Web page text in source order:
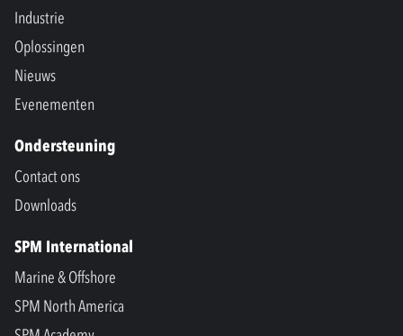
Industrie
Oplossingen
Nieuws
Evenementen
Ondersteuning
Contact ons
Downloads
SPM International
Marine & Offshore
SPM North America